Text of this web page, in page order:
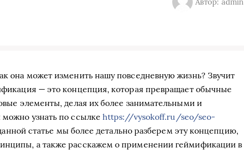
Автор: admin
она может изменить нашу повседневную жизнь? Звучит
— это концепция, которая превращает обычные
элементы, делая их более занимательными и
узнать по ссылке https://vysokoff.ru/seo/seo-
статье мы более детально разберем эту концепцию,
а также расскажем о применении геймификации в